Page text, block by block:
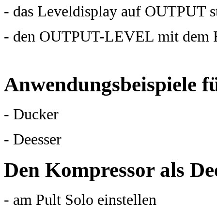
- das Leveldisplay auf OUTPUT
- den OUTPUT-LEVEL mit dem
Anwendungsbeispiele
- Ducker
- Deesser
Den Kompressor als
- am Pult Solo einstellen